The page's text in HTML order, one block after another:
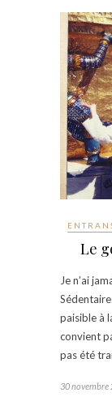
Le
Je n’ai
paisible à
convient
pas été
30 novembre